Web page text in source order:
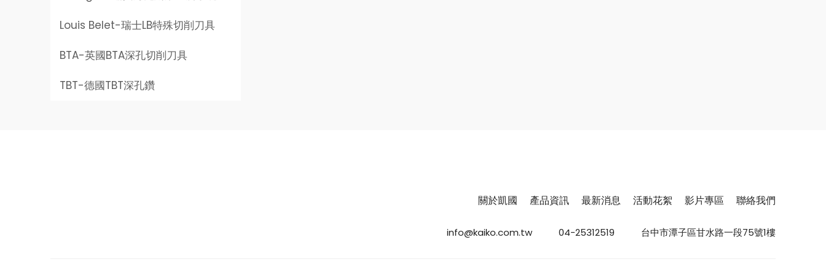
Louis Belet-瑞士LB特殊切削刀具
BTA-英國BTA深孔切削刀具
TBT-德國TBT深孔鑽
關於凱國 產品資訊 最新消息 活動花絮 影片專區 聯絡我們
info@kaiko.com.tw 04-25312519 台中市潭子區甘水路一段75號1樓